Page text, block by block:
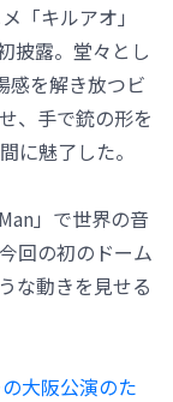
「キルアオ」
披露。堂々とし
感を解き放つビ
、手で銃の形を
に魅了した。
」で世界の音
回の初のドーム
な動きを見せる
大阪公演のた